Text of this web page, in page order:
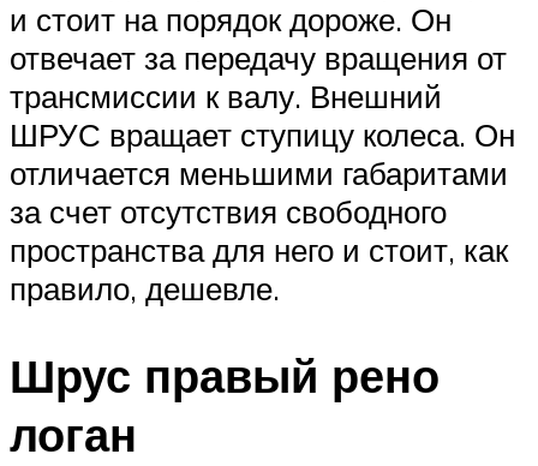
и стоит на порядок дороже. Он
отвечает за передачу вращения от
трансмиссии к валу. Внешний
ШРУС вращает ступицу колеса. Он
отличается меньшими габаритами
за счет отсутствия свободного
пространства для него и стоит, как
правило, дешевле.
Шрус правый рено
логан